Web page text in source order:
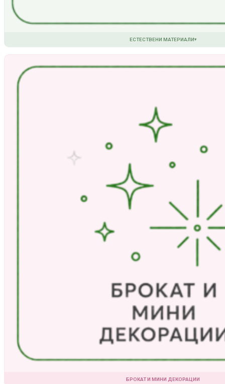
ЕСТЕСТВЕНИ МАТЕРИАЛИ▾
БРОКАТ И МИНИ ДЕКОРАЦИИ